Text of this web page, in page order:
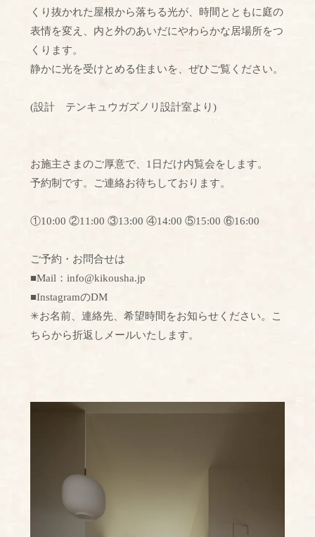
くり抜かれた屋根から落ちる光が、時間とともに庭の
表情を変え、内と外のあいだにやわらかな居場所をつ
くります。
静かに光を受けとめる住まいを、ぜひご覧ください。
(設計 テンキュウガズノリ設計室より)
お施主さまのご厚意で、1日だけ内覧会をします。
予約制です。ご連絡お待ちしております。
①10:00 ②11:00 ③13:00 ④14:00 ⑤15:00 ⑥16:00⁡
ご予約・お問合せは
■Mail：info@kikousha.jp
■InstagramのDM
✳︎お名前、連絡先、希望時間をお知らせください。こ
ちらから折返しメールいたします。